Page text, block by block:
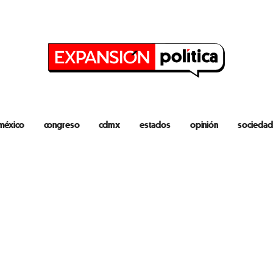
congreso cdmx estados opinión sociedad